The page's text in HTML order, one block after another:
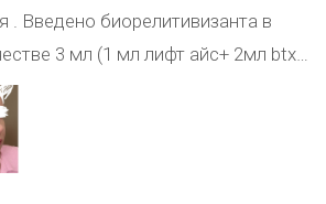
. Введено биорелитивизанта в
3 мл (1 мл лифт айс+ 2мл btx
назад и было
был первый раз. Бустер
. Бустер дал сильнейший отек .